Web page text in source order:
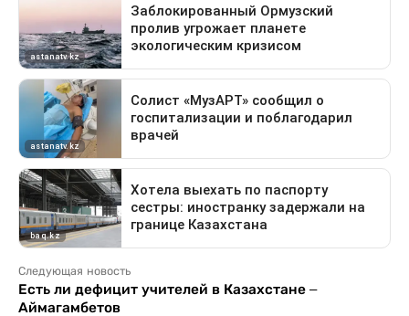
Следующая новость
Есть ли дефицит учителей в Казахстане –
Аймагамбетов